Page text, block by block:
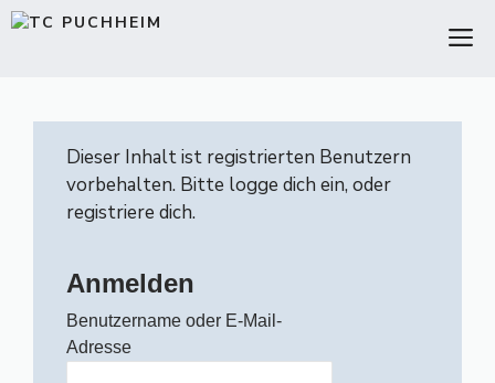
Zum
Dieser Inhalt ist registrierten Benutzern
vorbehalten. Bitte logge dich ein, oder
registriere dich.
Anmelden
Benutzername oder E-Mail-
Adresse